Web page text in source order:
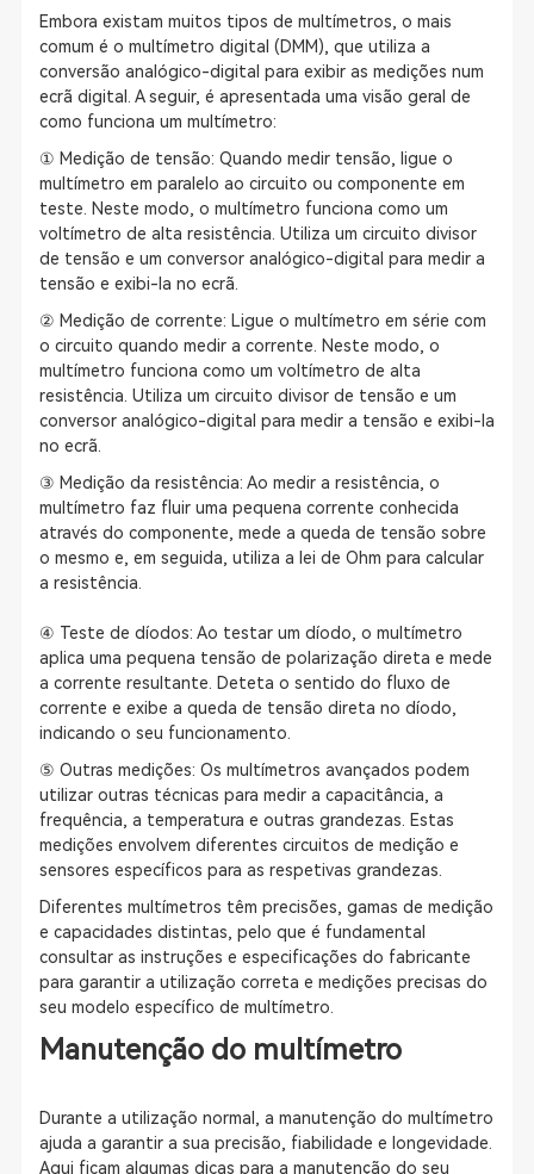
Embora existam muitos tipos de multímetros, o mais
comum é o multímetro digital (DMM), que utiliza a
conversão analógico-digital para exibir as medições num
ecrã digital. A seguir, é apresentada uma visão geral de
como funciona um multímetro:
① Medição de tensão: Quando medir tensão, ligue o
multímetro em paralelo ao circuito ou componente em
teste. Neste modo, o multímetro funciona como um
voltímetro de alta resistência. Utiliza um circuito divisor
de tensão e um conversor analógico-digital para medir a
tensão e exibi-la no ecrã.
② Medição de corrente: Ligue o multímetro em série com
o circuito quando medir a corrente. Neste modo, o
multímetro funciona como um voltímetro de alta
resistência. Utiliza um circuito divisor de tensão e um
conversor analógico-digital para medir a tensão e exibi-la
no ecrã.
③ Medição da resistência: Ao medir a resistência, o
multímetro faz fluir uma pequena corrente conhecida
através do componente, mede a queda de tensão sobre
o mesmo e, em seguida, utiliza a lei de Ohm para calcular
a resistência.
④ Teste de díodos: Ao testar um díodo, o multímetro
aplica uma pequena tensão de polarização direta e mede
a corrente resultante. Deteta o sentido do fluxo de
corrente e exibe a queda de tensão direta no díodo,
indicando o seu funcionamento.
⑤ Outras medições: Os multímetros avançados podem
utilizar outras técnicas para medir a capacitância, a
frequência, a temperatura e outras grandezas. Estas
medições envolvem diferentes circuitos de medição e
sensores específicos para as respetivas grandezas.
Diferentes multímetros têm precisões, gamas de medição
e capacidades distintas, pelo que é fundamental
consultar as instruções e especificações do fabricante
para garantir a utilização correta e medições precisas do
seu modelo específico de multímetro.
Manutenção do multímetro
Durante a utilização normal, a manutenção do multímetro
ajuda a garantir a sua precisão, fiabilidade e longevidade.
Aqui ficam algumas dicas para a manutenção do seu